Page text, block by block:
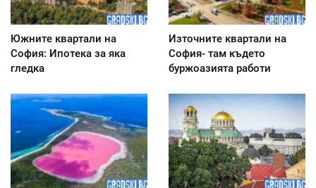
Южните квартали на
София: Ипотека за яка
гледка
Източните квартали на
София- там където
буржоазията работи